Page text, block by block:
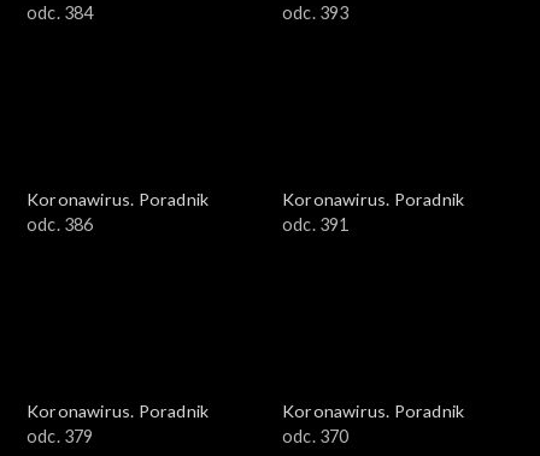
odc. 384
odc. 393
Koronawirus. Poradnik
odc. 386
Koronawirus. Poradnik
odc. 391
Koronawirus. Poradnik
odc. 379
Koronawirus. Poradnik
odc. 370